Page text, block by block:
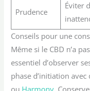
Prudence
Éviter
Conseils pour une
Même si le CBD n’a
essentiel d’observer
phase d’initiation